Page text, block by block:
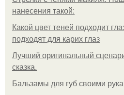
нанесения такой:
Какой цвет теней подходит
подходят для карих глаз
Лучший оригинальный
сказка.
Бальзамы для губ своими